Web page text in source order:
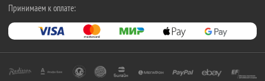
Принимаем к оплате: